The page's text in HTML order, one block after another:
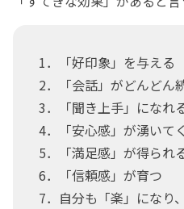
1．「好印象」を与える
2．「会話」がどんどん
3．「聞き上手」になれ
4．「安心感」が湧いて
5．「満足感」が得られ
6．「信頼感」が育つ
7．自分も「楽」になり